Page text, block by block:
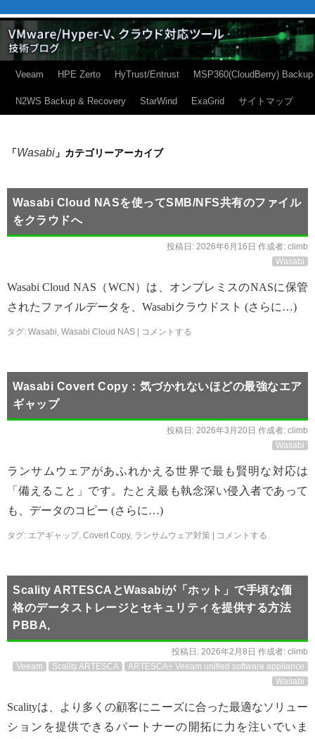
Veeam HPE Zerto HyTrust/Entrust MSP360(CloudBerry) Backup
N2WS Backup & Recovery StarWind ExaGrid サイトマップ
「Wasabi 」カテゴリーアーカイブ
Wasabi Cloud NASを使ってSMB/NFS共有のファイル
をクラウドへ
投稿日: 2026年6月16日 作成者: climb
Wasabi
Wasabi Cloud NAS（WCN）は、オンプレミスのNASに保管
されたファイルデータを、Wasabiクラウドスト (さらに…)
タグ: Wasabi, Wasabi Cloud NAS コメントする
Wasabi Covert Copy：気づかれないほどの最強なエア
ギャップ
投稿日: 2026年3月20日 作成者: climb
Wasabi
ランサムウェアがあふれかえる世界で最も賢明な対応は
「備えること」です。たとえ最も執念深い侵入者であって
も、データのコピー (さらに…)
タグ: エアギャップ, Covert Copy, ランサムウェア対策 コメントする
Scality ARTESCAとWasabiが「ホット」で手頃な価
格のデータストレージとセキュリティを提供する方法
PBBA,
投稿日: 2026年2月8日 作成者: climb
Veeam
Scality ARTESCA
ARTESCA+ Veeam unified software appliance
Wasabi
Scalityは、より多くの顧客にニーズに合った最適なソリュー
ションを提供できるパートナーの開拓に力を注いでいま